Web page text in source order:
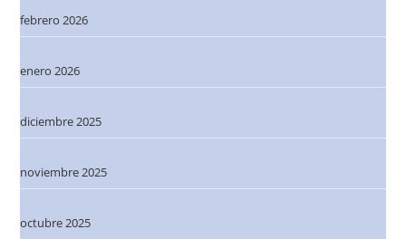
febrero 2026
enero 2026
diciembre 2025
noviembre 2025
octubre 2025